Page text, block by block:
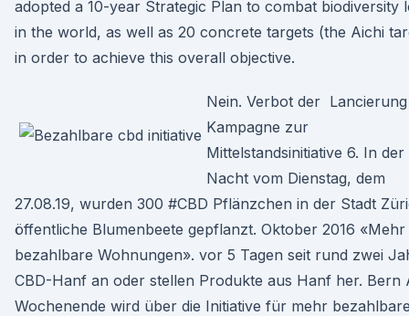
adopted a 10-year Strategic Plan to combat biodiversity
in the world, as well as 20 concrete targets (the Aichi
in order to achieve this overall objective.
Nein. Verbot der
Kampagne zur
Mittelstandsinitiative 6. In der
Nacht vom Dienstag, dem
27.08.19, wurden 300 #CBD Pflänzchen in der Stadt
öffentliche Blumenbeete gepflanzt. Oktober 2016 «Mehr
bezahlbare Wohnungen». vor 5 Tagen seit rund zwei
CBD-Hanf an oder stellen Produkte aus Hanf her. Bern
Wochenende wird über die Initiative für mehr